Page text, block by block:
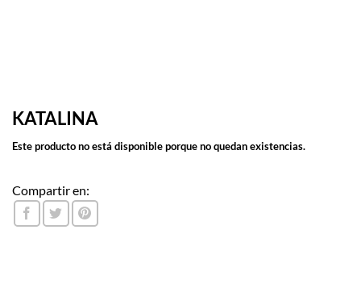
KATALINA
Este producto no está disponible porque no quedan existencias.
Compartir en: